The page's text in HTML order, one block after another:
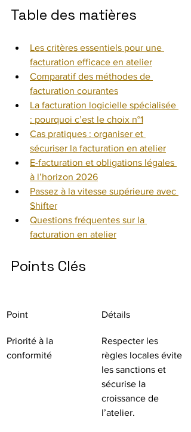
Table des matières
Les critères essentiels pour une
facturation efficace en atelier
Comparatif des méthodes de
facturation courantes
La facturation logicielle spécialisée
: pourquoi c’est le choix n°1
Cas pratiques : organiser et
sécuriser la facturation en atelier
E-facturation et obligations légales
à l’horizon 2026
Passez à la vitesse supérieure avec
Shifter
Questions fréquentes sur la
facturation en atelier
Points Clés
Point Détails
Priorité à la
conformité
Respecter les
règles locales évite
les sanctions et
sécurise la
croissance de
l’atelier.